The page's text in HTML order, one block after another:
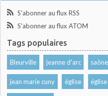
S'abonner au flux RSS
S'abonner au flux ATOM
Tags populaires
Bleurville jeanne d'arc
jean marie cuny église